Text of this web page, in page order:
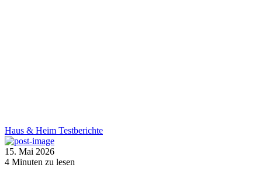
Haus & Heim Testberichte
15. Mai 2026
4 Minuten zu lesen